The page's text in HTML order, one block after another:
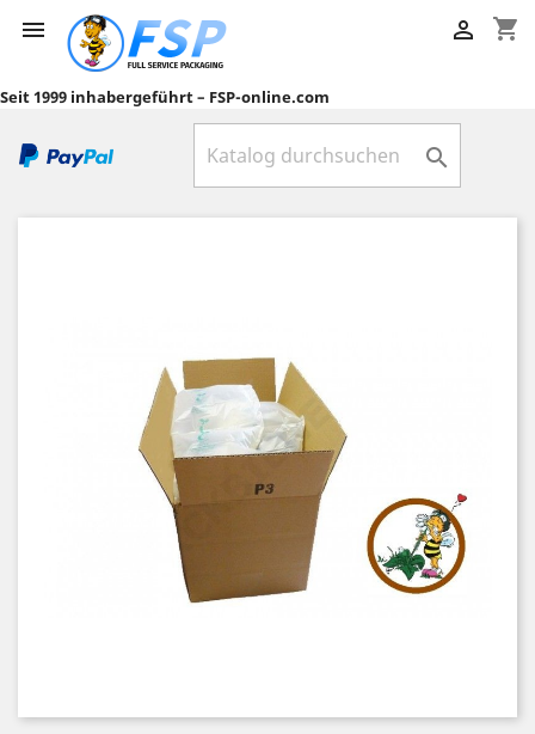
 shopping_cart

Seit 1999 inhabergeführt – FSP-online.com
